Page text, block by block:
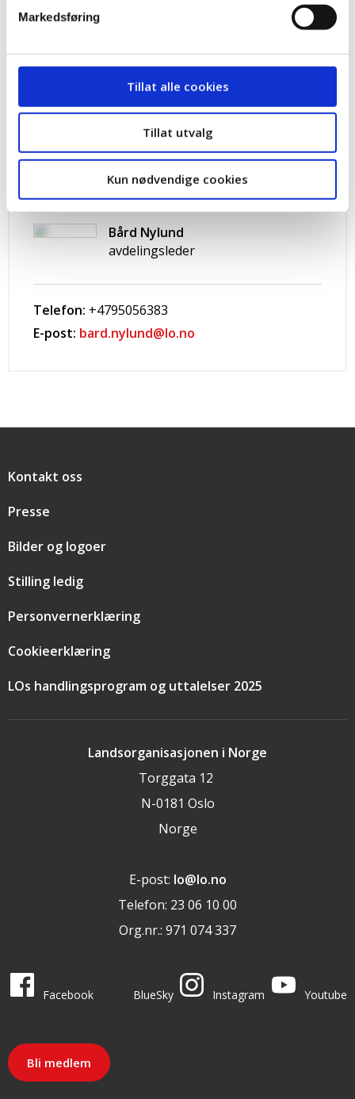
Markedsføring
Tillat alle cookies
Tillat utvalg
Kun nødvendige cookies
Monica Boracco, forbundsleder Dramatikerforbundet.
Mette Henriksen Aas, tidl. medlem av Fagforbundets
ledelse.
Juryens sekretær er Bård Nylund, leder av LOs
organisasjonsavdeling.
Bård Nylund
avdelingsleder
Telefon: +4795056383
E-post: bard.nylund@lo.no
Landsorganisasjonen i Norge
Torggata 12
N-0181 Oslo
Norge
E-post: lo@lo.no
Telefon: 23 06 10 00
Org.nr.: 971 074 337
Snarveier
Kontakt oss
Presse
Bilder og logoer
Stilling ledig
Personvernerklæring
Cookieerklæring
LOs handlingsprogram og uttalelser 2025
LO i sosiale medier
Facebook
BlueSky
Instagram
Youtube
Bli medlem